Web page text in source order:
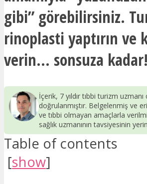
gibi” görebilirsiniz.
rinoplasti yaptırın ve
verin… sonsuza kadar!
İçerik, 7 yıldır tıbbi turizm
doğrulanmıştır. Belgelenmiş ve
ve tıbbi olmayan amaçlarla
sağlık uzmanının tavsiyesinin
Table of contents
[show]